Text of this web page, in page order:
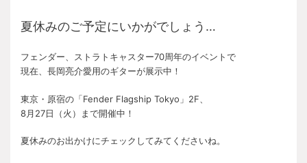
夏休みのご予定にいかがでしょう…
フェンダー、ストラトキャスター70周年のイベントで
現在、長岡亮介愛用のギターが展示中！
東京・原宿の「Fender Flagship Tokyo」2F、
8月27日（火）まで開催中！
夏休みのお出かけにチェックしてみてくださいね。